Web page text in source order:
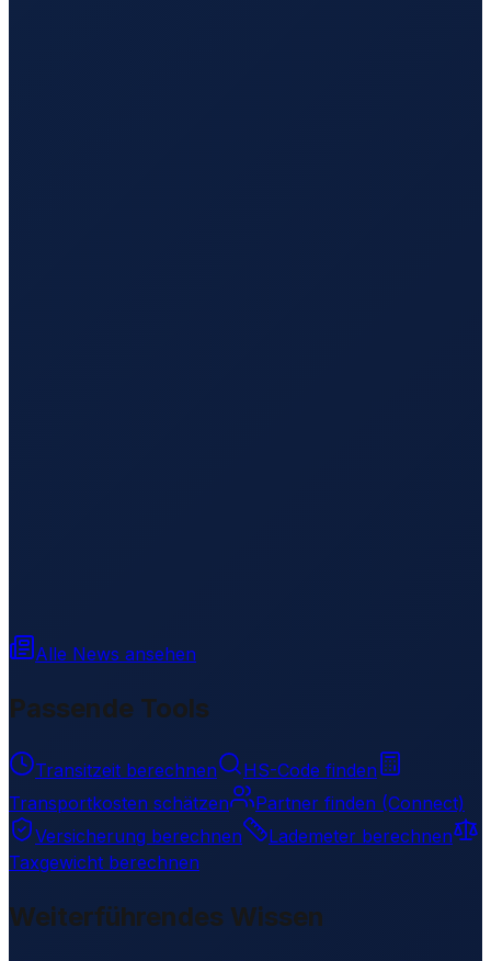
Alle News ansehen
Passende Tools
Transitzeit berechnen
HS-Code finden
Transportkosten schätzen
Partner finden (Connect)
Versicherung berechnen
Lademeter berechnen
Taxgewicht berechnen
Weiterführendes Wissen